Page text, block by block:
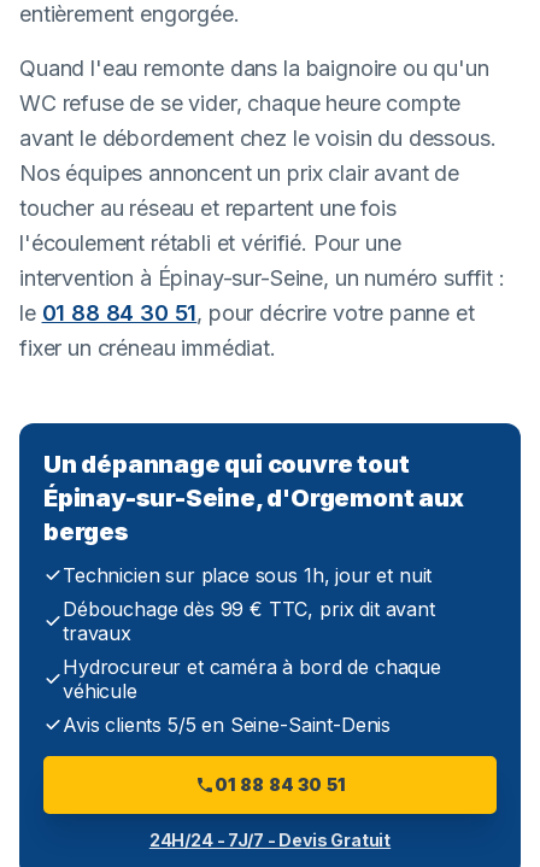
entièrement engorgée.
Quand l'eau remonte dans la baignoire ou qu'un
WC refuse de se vider, chaque heure compte
avant le débordement chez le voisin du dessous.
Nos équipes annoncent un prix clair avant de
toucher au réseau et repartent une fois
l'écoulement rétabli et vérifié. Pour une
intervention à Épinay-sur-Seine, un numéro suffit :
le 01 88 84 30 51, pour décrire votre panne et
fixer un créneau immédiat.
Un dépannage qui couvre tout
Épinay-sur-Seine, d'Orgemont aux
berges
Technicien sur place sous 1h, jour et nuit
Débouchage dès 99 € TTC, prix dit avant
travaux
Hydrocureur et caméra à bord de chaque
véhicule
Avis clients 5/5 en Seine-Saint-Denis
01 88 84 30 51
24H/24 - 7J/7 - Devis Gratuit